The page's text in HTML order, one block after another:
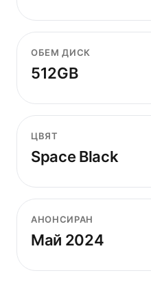
ОБЕМ ДИСК
512GB
ЦВЯТ
Space Black
АНОНСИРАН
Май 2024